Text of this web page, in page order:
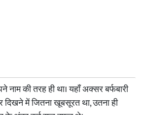
की तरह ही था। यहाँ अक्सर बर्फबारी
दिखने में जितना खूबसूरत था, उतना ही